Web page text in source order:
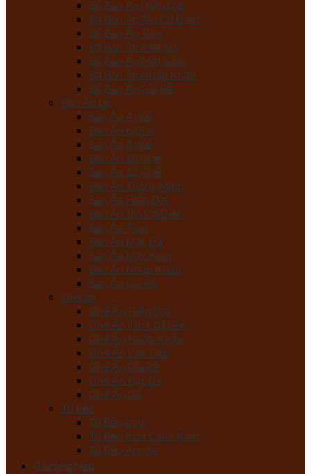
Bộ Bàn Ăn Hiện Đại
Bộ Bàn Ăn Tân Cổ Điển
Bộ Bàn Ăn Tròn
Bộ Bàn Ăn Mặt Đá
Bộ Bàn Ăn Mặt Kính
Bộ Bàn Ăn Nhập Khẩu
Bộ Bàn Ăn Giá Rẻ
Bàn Ăn Lẻ
Bàn Ăn 4 ghế
Bàn Ăn 6 Ghế
Bàn Ăn 8 ghế
Bàn Ăn 10 Ghế
Bàn Ăn 12 Ghế
Bàn Ăn Thông Minh
Bàn Ăn Hiện Đại
Bàn Ăn Tân Cổ Điển
Bàn Ăn Tròn
Bàn Ăn Mặt Đá
Bàn Ăn Mặt Kính
Bàn Ăn Nhập Khẩu
Bàn Ăn Giá Rẻ
Ghế ăn
Ghế Ăn Hiện Đại
Ghế Ăn Tân Cổ Điển
Ghế Ăn Nhập Khẩu
Ghế Ăn Cao Cấp
Ghế Ăn Giá Rẻ
Ghế Ăn Bọc Da
Ghế Ăn Gỗ
Tủ Bếp
Tủ Bếp Inox
Tủ Bếp Inox Cánh Kính
Tủ Bếp Acrylic
Giường Ngủ